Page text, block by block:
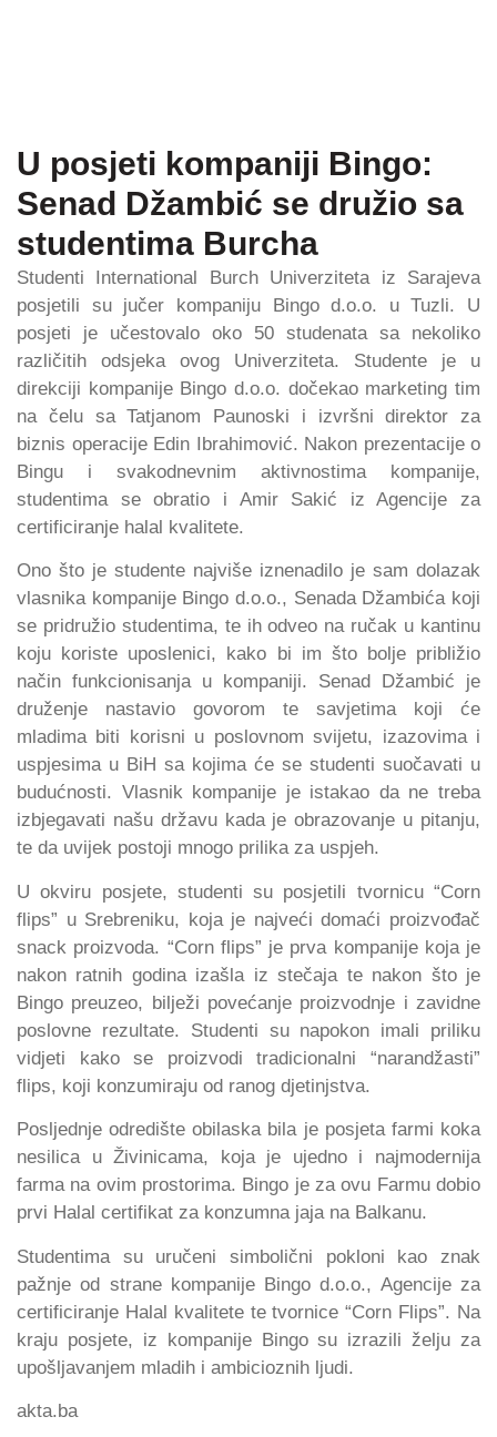
U posjeti kompaniji Bingo:
Senad Džambić se družio sa
studentima Burcha
Studenti International Burch Univerziteta iz Sarajeva
posjetili su jučer kompaniju Bingo d.o.o. u Tuzli. U
posjeti je učestovalo oko 50 studenata sa nekoliko
različitih odsjeka ovog Univerziteta. Studente je u
direkciji kompanije Bingo d.o.o. dočekao marketing tim
na čelu sa Tatjanom Paunoski i izvršni direktor za
biznis operacije Edin Ibrahimović. Nakon prezentacije o
Bingu i svakodnevnim aktivnostima kompanije,
studentima se obratio i Amir Sakić iz Agencije za
certificiranje halal kvalitete.
Ono što je studente najviše iznenadilo je sam dolazak
vlasnika kompanije Bingo d.o.o., Senada Džambića koji
se pridružio studentima, te ih odveo na ručak u kantinu
koju koriste uposlenici, kako bi im što bolje približio
način funkcionisanja u kompaniji. Senad Džambić je
druženje nastavio govorom te savjetima koji će
mladima biti korisni u poslovnom svijetu, izazovima i
uspjesima u BiH sa kojima će se studenti suočavati u
budućnosti. Vlasnik kompanije je istakao da ne treba
izbjegavati našu državu kada je obrazovanje u pitanju,
te da uvijek postoji mnogo prilika za uspjeh.
U okviru posjete, studenti su posjetili tvornicu “Corn
flips” u Srebreniku, koja je najveći domaći proizvođač
snack proizvoda. “Corn flips” je prva kompanije koja je
nakon ratnih godina izašla iz stečaja te nakon što je
Bingo preuzeo, bilježi povećanje proizvodnje i zavidne
poslovne rezultate. Studenti su napokon imali priliku
vidjeti kako se proizvodi tradicionalni “narandžasti”
flips, koji konzumiraju od ranog djetinjstva.
Posljednje odredište obilaska bila je posjeta farmi koka
nesilica u Živinicama, koja je ujedno i najmodernija
farma na ovim prostorima. Bingo je za ovu Farmu dobio
prvi Halal certifikat za konzumna jaja na Balkanu.
Studentima su uručeni simbolični pokloni kao znak
pažnje od strane kompanije Bingo d.o.o., Agencije za
certificiranje Halal kvalitete te tvornice “Corn Flips”. Na
kraju posjete, iz kompanije Bingo su izrazili želju za
upošljavanjem mladih i ambicioznih ljudi.
akta.ba